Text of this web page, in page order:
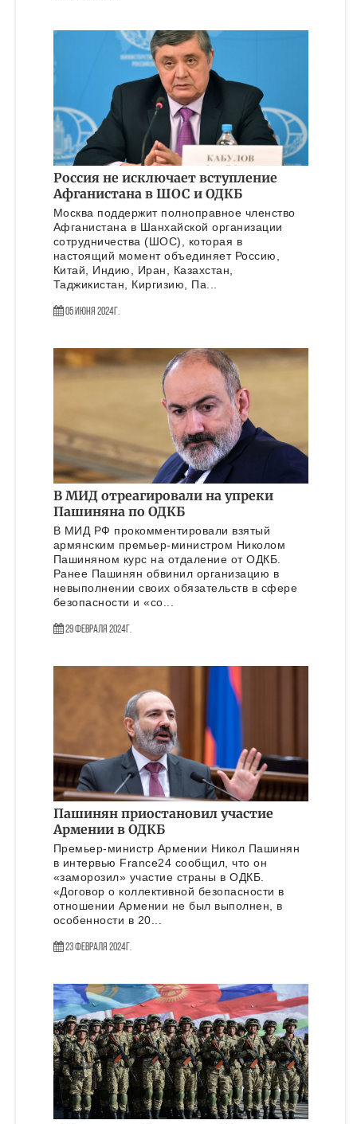
Россия не исключает вступление
Афганистана в ШОС и ОДКБ
Москва поддержит полноправное членство
Афганистана в Шанхайской организации
сотрудничества (ШОС), которая в
настоящий момент объединяет Россию,
Китай, Индию, Иран, Казахстан,
Таджикистан, Киргизию, Па...
05 Июня 2024г.
В МИД отреагировали на упреки
Пашиняна по ОДКБ
В МИД РФ прокомментировали взятый
армянским премьер-министром Николом
Пашиняном курс на отдаление от ОДКБ.
Ранее Пашинян обвинил организацию в
невыполнении своих обязательств в сфере
безопасности и «со...
29 Февраля 2024г.
Пашинян приостановил участие
Армении в ОДКБ
Премьер-министр Армении Никол Пашинян
в интервью France24 сообщил, что он
«заморозил» участие страны в ОДКБ.
«Договор о коллективной безопасности в
отношении Армении не был выполнен, в
особенности в 20...
23 Февраля 2024г.